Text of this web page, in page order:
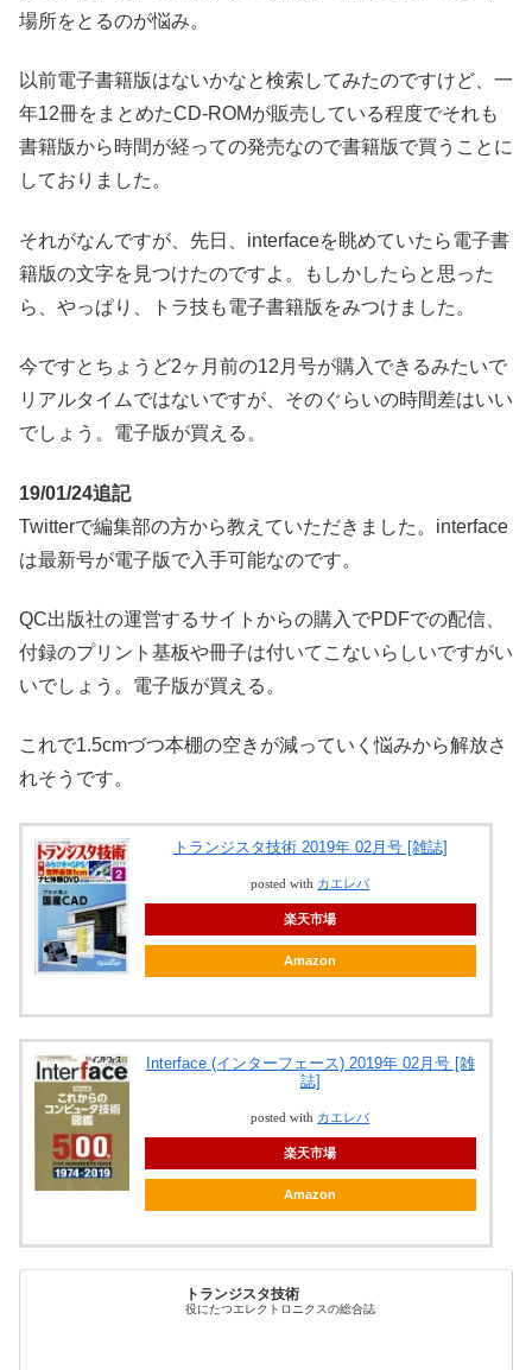
場所をとるのが悩み。
以前電子書籍版はないかなと検索してみたのですけど、一
年12冊をまとめたCD-ROMが販売している程度でそれも
書籍版から時間が経っての発売なので書籍版で買うことに
しておりました。
それがなんですが、先日、interfaceを眺めていたら電子書
籍版の文字を見つけたのですよ。もしかしたらと思った
ら、やっぱり、トラ技も電子書籍版をみつけました。
今ですとちょうど2ヶ月前の12月号が購入できるみたいで
リアルタイムではないですが、そのぐらいの時間差はいい
でしょう。電子版が買える。
19/01/24追記
Twitterで編集部の方から教えていただきました。interface
は最新号が電子版で入手可能なのです。
QC出版社の運営するサイトからの購入でPDFでの配信、
付録のプリント基板や冊子は付いてこないらしいですがい
いでしょう。電子版が買える。
これで1.5cmづつ本棚の空きが減っていく悩みから解放さ
れそうです。
トランジスタ技術 2019年 02月号 [雑誌]
posted with カエレバ
楽天市場
Amazon
Interface (インターフェース) 2019年 02月号 [雑
誌]
posted with カエレバ
楽天市場
Amazon
トランジスタ技術
役にたつエレクトロニクスの総合誌